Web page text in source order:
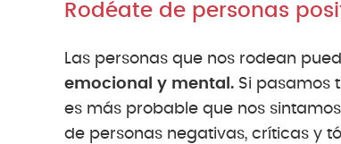
Rodéate de personas
Las personas que nos rodean
emocional y mental. Si pasamos
es más probable que nos
de personas negativas, críticas y